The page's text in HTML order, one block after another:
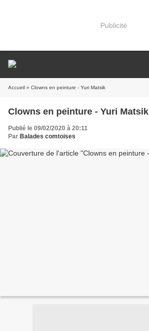
Publicité
Accueil » Clowns en peinture - Yuri Matsik
Clowns en peinture - Yuri Matsik
Publié le 09/02/2020 à 20:11
Par Balades comtoises